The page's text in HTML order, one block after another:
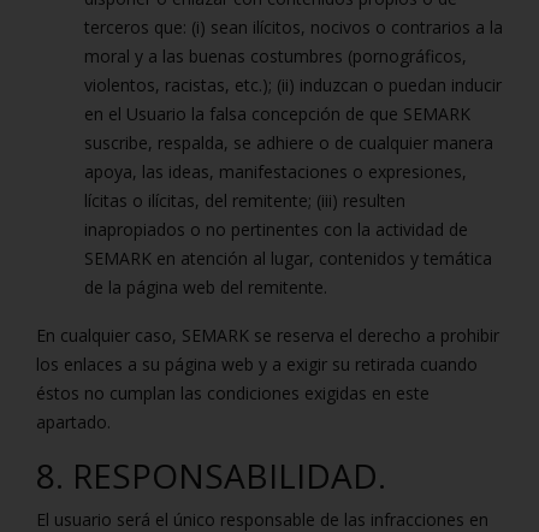
terceros que: (i) sean ilícitos, nocivos o contrarios a la
moral y a las buenas costumbres (pornográficos,
violentos, racistas, etc.); (ii) induzcan o puedan inducir
en el Usuario la falsa concepción de que SEMARK
suscribe, respalda, se adhiere o de cualquier manera
apoya, las ideas, manifestaciones o expresiones,
lícitas o ilícitas, del remitente; (iii) resulten
inapropiados o no pertinentes con la actividad de
SEMARK en atención al lugar, contenidos y temática
de la página web del remitente.
En cualquier caso, SEMARK se reserva el derecho a prohibir
los enlaces a su página web y a exigir su retirada cuando
éstos no cumplan las condiciones exigidas en este
apartado.
8. RESPONSABILIDAD.
El usuario será el único responsable de las infracciones en